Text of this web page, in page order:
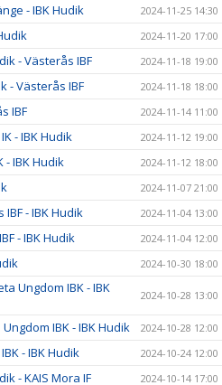
- IBK Hudik 2024-11-25 14:30
2024-11-20 17:00
- Västerås IBF 2024-11-18 19:00
- Västerås IBF 2024-11-18 18:00
IBF 2024-11-14 11:00
- IBK Hudik 2024-11-12 19:00
IBK Hudik 2024-11-12 18:00
2024-11-07 21:00
- IBK Hudik 2024-11-04 13:00
- IBK Hudik 2024-11-04 12:00
2024-10-30 18:00
Ungdom IBK - IBK
2024-10-28 13:00
IBK - IBK Hudik 2024-10-28 12:00
- IBK Hudik 2024-10-24 12:00
- KAIS Mora IF 2024-10-14 17:00